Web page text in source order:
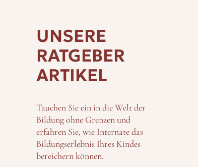
UNSERE
RATGEBER
ARTIKEL
Tauchen Sie ein in die Welt der
Bildung ohne Grenzen und
erfahren Sie, wie Internate das
Bildungserlebnis Ihres Kindes
bereichern können.